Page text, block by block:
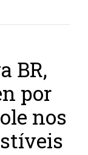
BR,
por
nos